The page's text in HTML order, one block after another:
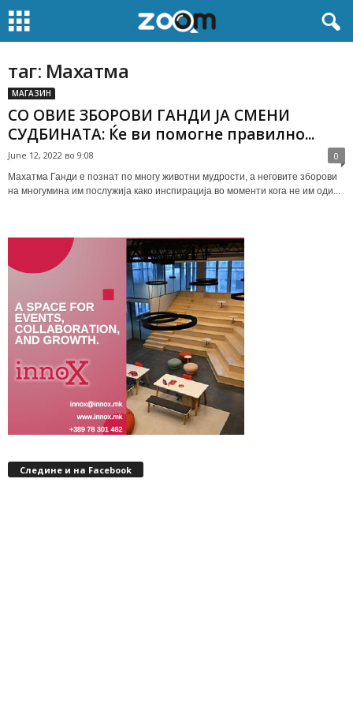
таг: Махатма
МАГАЗИН
СО ОВИЕ ЗБОРОВИ ГАНДИ ЈА СМЕНИ
СУДБИНАТА: Ќе ви помогне правилно...
June 12, 2022 во 9:08 0
Махатма Ганди е познат по многу животни мудрости, а неговите зборови
на многумина им послужија како инспирација во моменти кога не им оди...
Следине и на Facebook